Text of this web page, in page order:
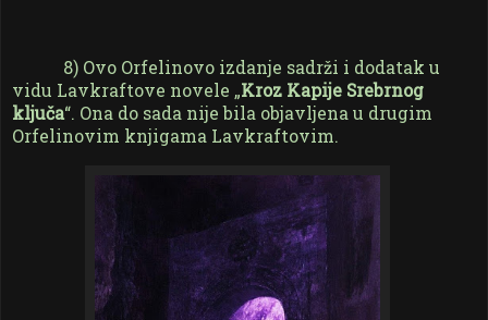
8) Ovo Orfelinovo izdanje sadrži i dodatak u
vidu Lavkraftove novele „Kroz Kapije Srebrnog
ključa“. Ona do sada nije bila objavljena u drugim
Orfelinovim knjigama Lavkraftovim.